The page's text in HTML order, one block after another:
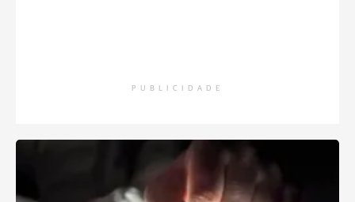
PUBLICIDADE